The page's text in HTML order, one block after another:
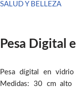
SALUD Y BELLEZA
Pesa Digital
Pesa dígital en
Medidas: 30 cm